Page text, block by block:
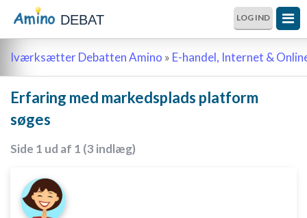
DEBAT LOG IND
Iværksætter Debatten Amino » E-handel, Internet &
Erfaring med markedsplads platform
søges
Side 1 ud af 1 (3 indlæg)